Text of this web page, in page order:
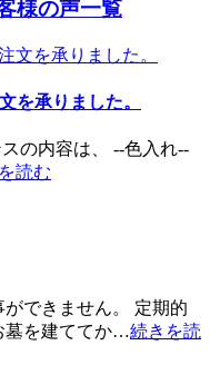
様の声一覧
を承りました。
の内容は、 --色入れ--
読む
できません。 定期的
墓を建ててか…続きを読